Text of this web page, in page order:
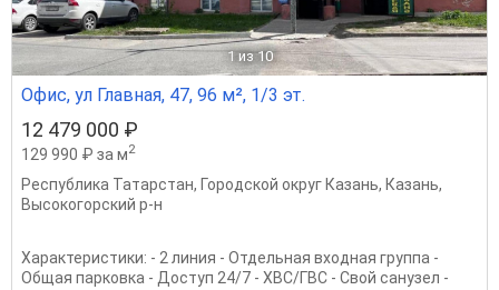
1 из 10
Офис, ул Главная, 47, 96 м², 1/3 эт.
12 479 000 ₽
129 990 ₽ за м2
Республика Татарстан, Городской округ Казань, Казань,
Высокогорский р-н
Характеристики: - 2 линия - Отдельная входная группа -
Общая парковка - Доступ 24/7 - ХВС/ГВС - Свой санузел -